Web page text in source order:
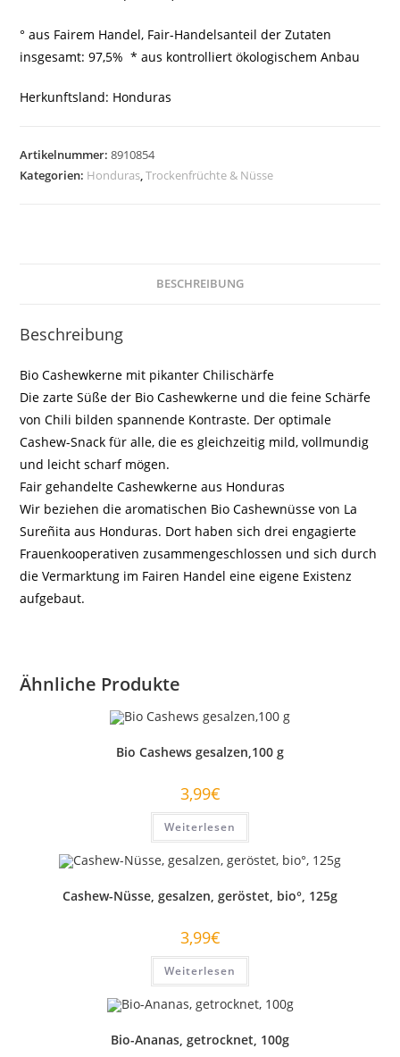
° aus Fairem Handel, Fair-Handelsanteil der Zutaten
insgesamt: 97,5% * aus kontrolliert ökologischem Anbau
Herkunftsland: Honduras
Artikelnummer:8910854
Kategorien: Honduras,Trockenfrüchte & Nüsse
BESCHREIBUNG
Beschreibung
Bio Cashewkerne mit pikanter Chilischärfe
Die zarte Süße der Bio Cashewkerne und die feine Schärfe
von Chili bilden spannende Kontraste. Der optimale
Cashew-Snack für alle, die es gleichzeitig mild, vollmundig
und leicht scharf mögen.
Fair gehandelte Cashewkerne aus Honduras
Wir beziehen die aromatischen Bio Cashewnüsse von La
Sureñita aus Honduras. Dort haben sich drei engagierte
Frauenkooperativen zusammengeschlossen und sich durch
die Vermarktung im Fairen Handel eine eigene Existenz
aufgebaut.
Ähnliche Produkte
Bio Cashews gesalzen,100 g
3,99€
Weiterlesen
Cashew-Nüsse, gesalzen, geröstet, bio°, 125g
3,99€
Weiterlesen
Bio-Ananas, getrocknet, 100g